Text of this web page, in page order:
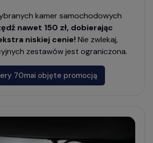
kamer samochodowych
nawet 150 zł, dobierając
niskiej cenie!Nie zwlekaj,
zestawów jest ograniczona.
70mai objęte promocją